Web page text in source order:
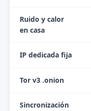
Ruido y calor
en casa
IP dedicada fija
Tor v3 .onion
Sincronización